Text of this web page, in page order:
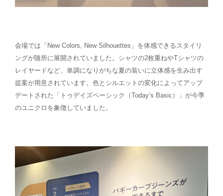
会場では「New Colors, New Silhouettes」を体感できるスタイリ
ングが随所に展開されていました。シャツの2枚重ねやTシャツの
レイヤードなど、単調になりがちな夏の装いに立体感を生み出す
提案が用意されています。色とシルエットの変化によってアップ
デートされた「トゥデイズベーシック（Today’s Basic）」が今季
のユニクロを象徴していました。